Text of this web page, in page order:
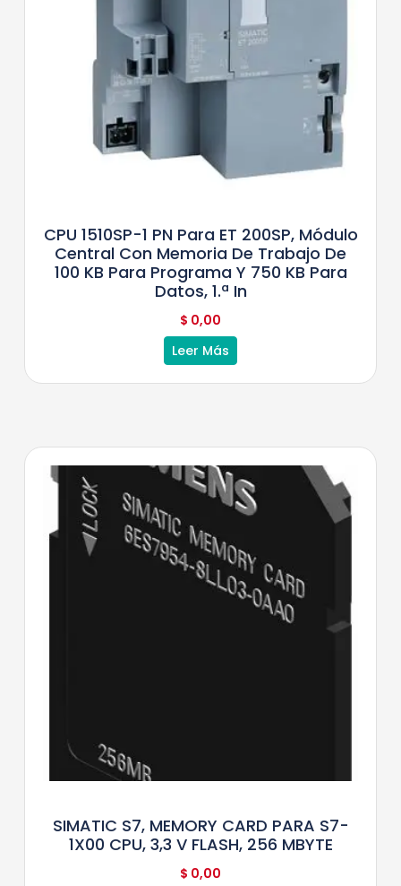
CPU 1510SP-1 PN Para ET 200SP, Módulo
Central Con Memoria De Trabajo De
100 KB Para Programa Y 750 KB Para
Datos, 1.ª In
$ 0,00
Leer Más
SIMATIC S7, MEMORY CARD PARA S7-
1X00 CPU, 3,3 V FLASH, 256 MBYTE
$ 0,00